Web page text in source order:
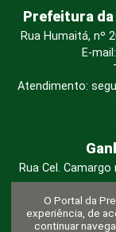
Prefeitura
Rua Humaitá, nº
E-mail:
Atendimento:
Rua Cel.
Atendimento:
O Portal da
experiência, de
continuar